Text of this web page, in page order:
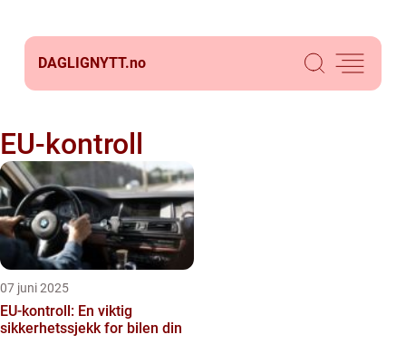
DAGLIGNYTT.no
EU-kontroll
07 juni 2025
EU-kontroll: En viktig
sikkerhetssjekk for bilen din